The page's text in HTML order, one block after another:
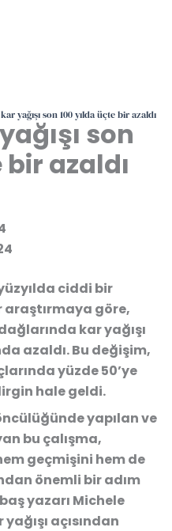
yağışı son 100 yılda üçte bir azaldı
son
bir azaldı
ciddi bir
göre,
kar yağışı
azaldı. Bu değişim,
yüzde 50’ye
hale geldi.
yapılan ve
bu çalışma,
geçmişini hem de
önemli bir adım
yazarı Michele
açısından